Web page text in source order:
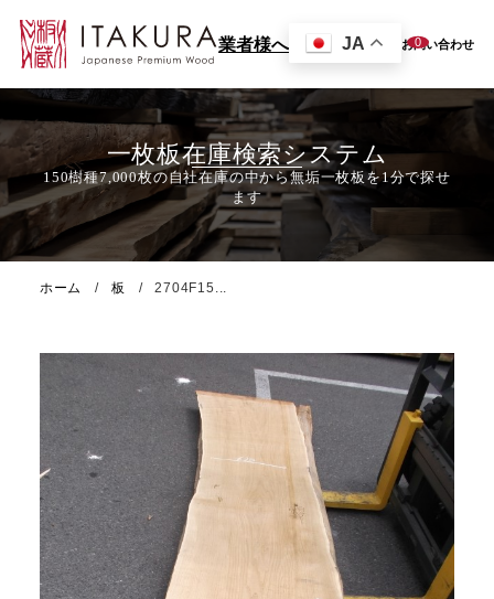
業者様へ JA 0
お問い合わせ
一枚板在庫検索システム
ホーム 板 2704F15...